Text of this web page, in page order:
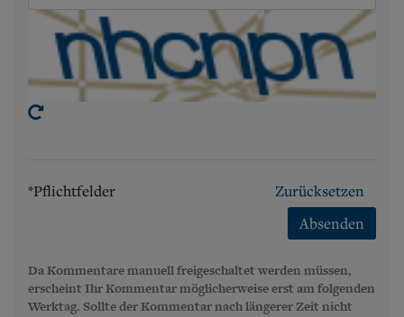
*Pflichtfelder
Zurücksetzen
Absenden
Da Kommentare manuell freigeschaltet werden müssen,
erscheint Ihr Kommentar möglicherweise erst am folgenden
Werktag. Sollte der Kommentar nach längerer Zeit nicht